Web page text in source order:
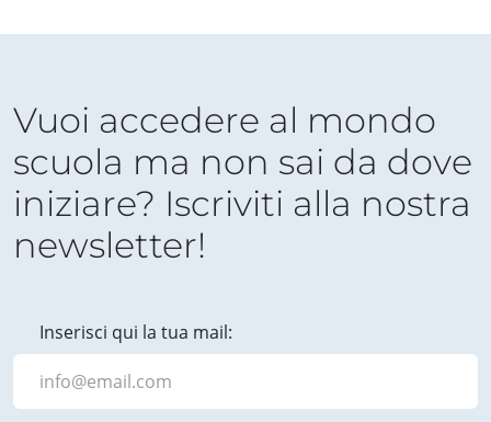
Vuoi accedere al mondo
scuola ma non sai da dove
iniziare? Iscriviti alla nostra
newsletter!
Inserisci qui la tua mail: